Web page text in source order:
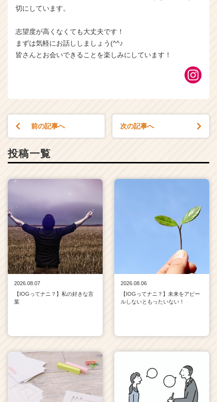
切にしています。
志望度が高くなくても大丈夫です！
まずは気軽にお話ししましょう(^^♪
皆さんとお会いできることを楽しみにしています！
前の記事へ 次の記事へ
投稿一覧
2026.08.07
【IOGってナニ？】私の好きな言
葉
2026.08.06
【IOGってナニ？】未来をアピー
ルしないともったいない！